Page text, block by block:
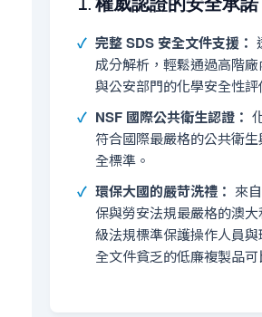
完整 SDS 安全文件支援：
成分解析，輕鬆通過高階廠
與公安部門的化學安全性評
NSF 國際公共衛生認證：
符合國際最嚴格的公共衛
全標準。
環保大國的嚴苛洗禮： 來
保與勞安法規最嚴格的澳
級法規標準保護操作人員
全文件貧乏的低廉複製品可